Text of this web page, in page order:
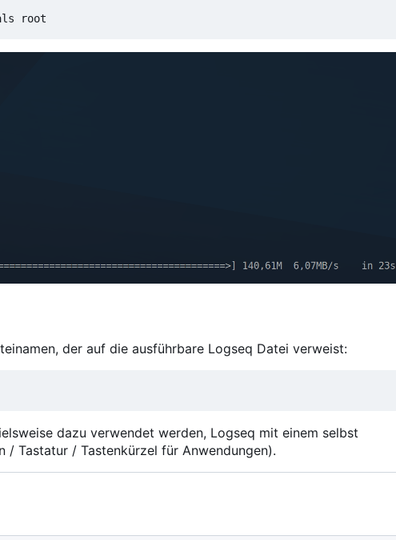
der auf die ausführbare Logseq Datei verweist:
dazu verwendet werden, Logseq mit einem selbst
/ Tastatur / Tastenkürzel für Anwendungen).